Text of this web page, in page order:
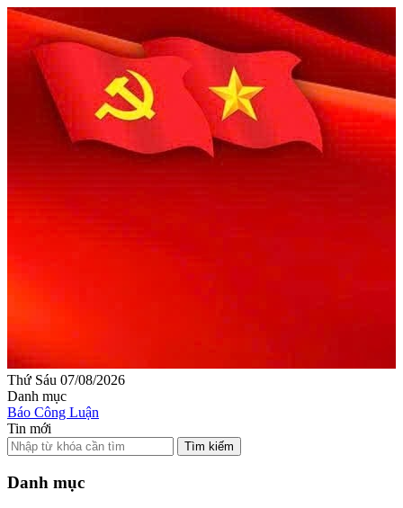
Thứ Sáu 07/08/2026
Danh mục
Báo Công Luận
Tin mới
Tìm kiếm
Danh mục